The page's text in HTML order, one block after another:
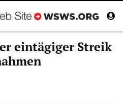
eintägiger Streik